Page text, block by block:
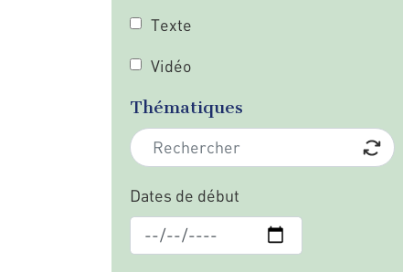
Texte
Vidéo
Thématiques
Dates de début